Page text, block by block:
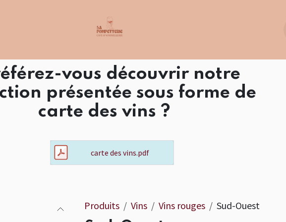
vous découvrir notre
présentée sous forme de
carte des vins ?
carte des vins.pdf
Produits Vins Vins rouges Sud-Ouest